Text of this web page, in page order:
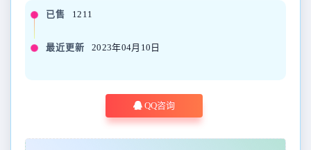
已售 1211
最近更新 2023年04月10日
QQ咨询